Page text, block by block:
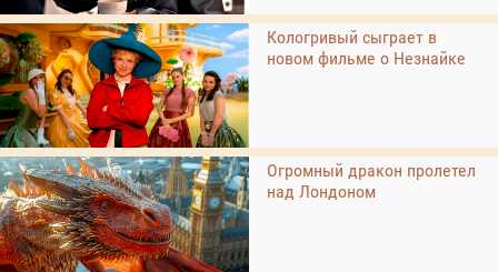
Кологривый сыграет в
новом фильме о Незнайке
Огромный дракон пролетел
над Лондоном